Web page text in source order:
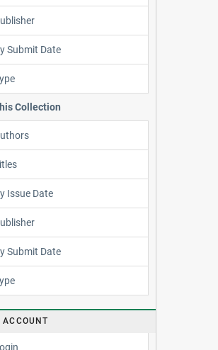
Submit Date
Collection
Issue Date
Submit Date
ACCOUNT